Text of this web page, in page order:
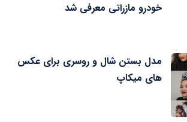
خودرو مازراتی معرفی شد
مدل بستن شال و روسری برای عکس
های میکاپ